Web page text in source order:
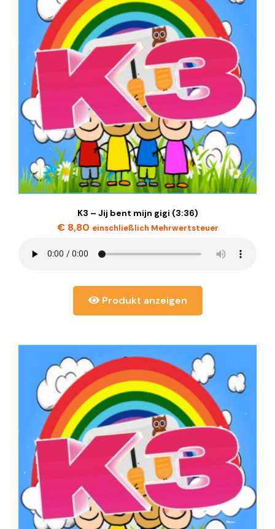
K3 – Jij bent mijn gigi (3:36)
€8,80 einschließlich Mehrwertsteuer
Produkt anzeigen